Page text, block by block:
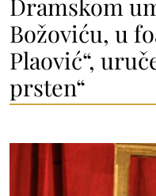
Dramskom
Božoviću, u
Plaović“,
prsten“